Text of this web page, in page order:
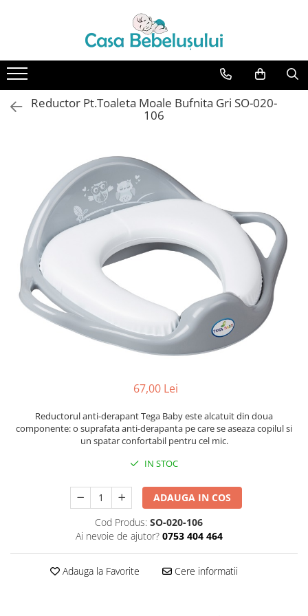
Toate Produsele
Accesorii carucioare copii
Accesorii carucioare
Genti
Cantare bebelusi si copii
Termometre copii
Accesorii ingrijire copii
Bureti baie cadita
Cadite 86 cm
Cadite 92 cm
Cadite anatomice
Covorase baie
Inaltatoare antiderapante
Olite antiderapante simple
Olite muzicale
Olite tip scaunel muzicale
Reductoare antiderapante
Seturi cadite 92 cm
Reductor Pt.Toaleta Moale Bufnita Gri SO-020-
106
67,00 Lei
Reductorul anti-derapant Tega Baby este alcatuit din doua
componente: o suprafata anti-derapanta pe care se aseaza copilul si
un spatar confortabil pentru cel mic.
IN STOC
ADAUGA IN COS
Cod Produs: SO-020-106
Ai nevoie de ajutor? 0753 404 464
Adauga la Favorite Cere informatii